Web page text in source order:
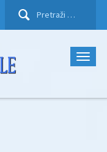
Pretraži: